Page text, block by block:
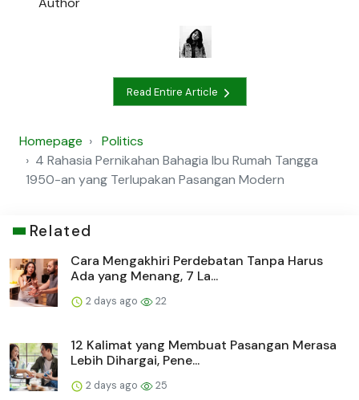
Read Entire Article
Homepage
Politics
4 Rahasia Pernikahan Bahagia Ibu Rumah Tangga
1950-an yang Terlupakan Pasangan Modern
Related
Cara Mengakhiri Perdebatan Tanpa Harus
Ada yang Menang, 7 La...
2 days ago 22
12 Kalimat yang Membuat Pasangan Merasa
Lebih Dihargai, Pene...
2 days ago 25